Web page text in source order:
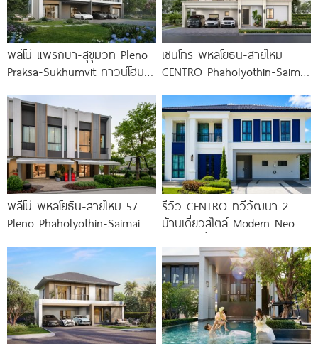
พลีโน่ แพรกษา-สุขุมวิท Pleno
Praksa-Sukhumvit ทาวน์โฮม
สายเก่า พร้อม Fitness 24 ชม.*
เซนโทร พหลโยธิน-สายไหม
CENTRO Phaholyothin-Saimai
สายไหม ใกล้ทางด่วน 3
พลีโน่ พหลโยธิน-สายไหม 57
Pleno Phaholyothin-Saimai
ใหม่จาก AP ทำเลใจกลาง
สายไหม ใกล้
รีวิว CENTRO ทวีวัฒนา 2
บ้านเดี่ยวสไตล์ Modern Neo